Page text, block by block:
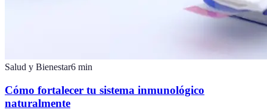
Salud y Bienestar6 min
Cómo fortalecer tu sistema inmunológico
naturalmente